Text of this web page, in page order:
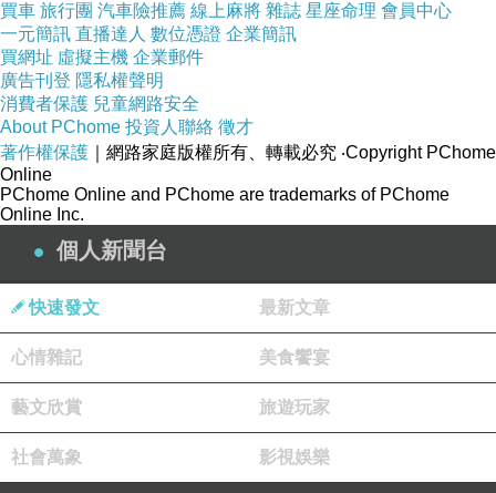
晚 安 安 了 ; 藍 喬
2016-03-06 00:13:44
一 竹 文 齋
2016-03-03 00:22:02
塵君的豐富..越見豐富
似讀如夢,卻越見人性....夜安了
版主回應
更 感 念 你 的 鼓 勵 與 賞 析 .. 塵 子 回 安 了
2016-03-06 00:06:51
買車 旅行團 汽車險推薦 線上麻將 雜誌 星座命理 會員中心
一元簡訊 直播達人 數位憑證 企業簡訊
買網址 虛擬主機 企業郵件
廣告刊登 隱私權聲明
消費者保護 兒童網路安全
About PChome 投資人聯絡 徵才
著作權保護 ｜網路家庭版權所有、轉載必究 ‧Copyright PChome
Online
PChome Online and PChome are trademarks of PChome
Online Inc.
個人新聞台
快速發文 最新文章
心情雜記 美食饗宴
藝文欣賞 旅遊玩家
社會萬象 影視娛樂